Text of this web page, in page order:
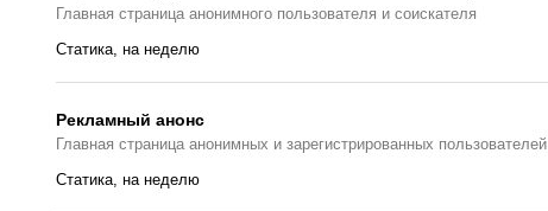
Главная страницa анонимного пользователя и соискателя
Статика, на неделю
Рекламный анонс
Главная страница анонимных и зарегистрированных пользователей
Статика, на неделю